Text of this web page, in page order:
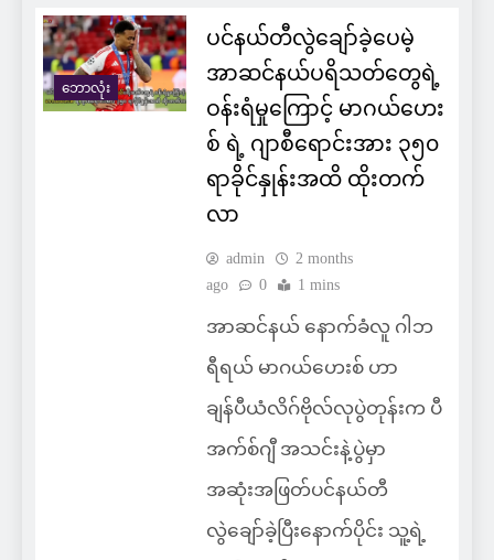
ဘောလုံး
ပင်နယ်တီလွဲချော်ခဲ့ပေမဲ့
အာဆင်နယ်ပရိသတ်တွေရဲ့
ဝန်းရံမှုကြောင့် မာဂယ်ဟေး
စ် ရဲ့ ဂျာစီရောင်းအား ၃၅၀
ရာခိုင်နှုန်းအထိ ထိုးတက်
လာ
admin
2 months
ago
0 1 mins
အာဆင်နယ် နောက်ခံလူ ဂါဘ
ရီရယ် မာဂယ်ဟေးစ် ဟာ
ချန်ပီယံလိဂ်ဗိုလ်လုပွဲတုန်းက ပီ
အက်စ်ဂျီ အသင်းနဲ့ပွဲမှာ
အဆုံးအဖြတ်ပင်နယ်တီ
လွဲချော်ခဲ့ပြီးနောက်ပိုင်း သူ့ရဲ့